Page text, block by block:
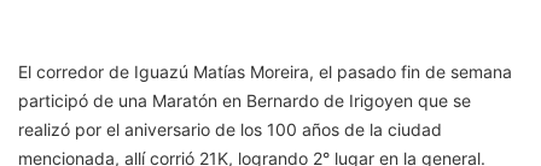
El corredor de Iguazú Matías Moreira, el pasado fin de semana
participó de una Maratón en Bernardo de Irigoyen que se
realizó por el aniversario de los 100 años de la ciudad
mencionada, allí corrió 21K, logrando 2° lugar en la general.